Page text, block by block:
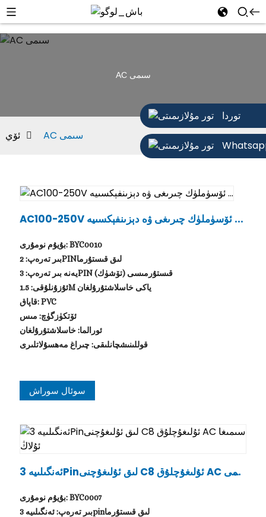
توردا
AC سىمى
ئۆي AC سىمى
AC100-250V ئۆسۈملۈك چىرىغى ۋە دېزىنفېكسىيە ...
بۇيۇم نومۇرى: BYC0010
بىر تەرەپ: 2PINلىق قىستۇرما
يەنە بىر تەرەپ: 3PIN (تۆشۈك) قىستۇرمىسى
ئۇزۇنلۇقى: 1.5M ياكى خاسلاشتۇرۇلغان
قاپاق: PVC
ئۆتكۈزگۈچ: مىس
ئورالما: خاسلاشتۇرۇلغان
قوللىنىشچانلىقى: چىراغ مەھسۇلاتلىرى
سوئال سوراش
ئەنگىلىيە 3Pinلىق ئۇلىغۇچنى C8 ئۇلىغۇچلۇق AC سىمى
بۇيۇم نومۇرى: BYC0007
بىر تەرەپ: ئەنگىلىيە 3pinلىق قىستۇرما